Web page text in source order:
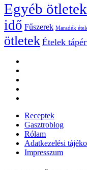
Egyéb
idő Fűszerek Maradék
ötletek Ételek
Receptek
Gasztroblog
Rólam
Adatkezelési
Impresszum